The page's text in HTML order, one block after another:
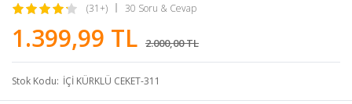
(31+) 30 Soru & Cevap
1.399,99 TL 2.000,00 TL
Stok Kodu İÇİ KÜRKLÜ CEKET-311